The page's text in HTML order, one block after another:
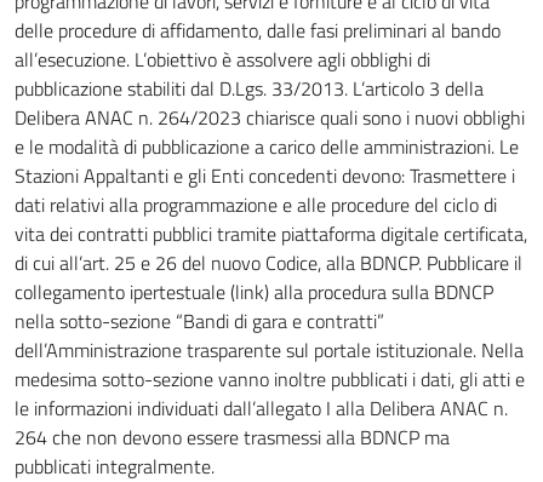
delle procedure di affidamento, dalle fasi preliminari al bando
all’esecuzione. L’obiettivo è assolvere agli obblighi di
pubblicazione stabiliti dal D.Lgs. 33/2013. L’articolo 3 della
Delibera ANAC n. 264/2023 chiarisce quali sono i nuovi obblighi
e le modalità di pubblicazione a carico delle amministrazioni. Le
Stazioni Appaltanti e gli Enti concedenti devono: Trasmettere i
dati relativi alla programmazione e alle procedure del ciclo di
vita dei contratti pubblici tramite piattaforma digitale certificata,
di cui all’art. 25 e 26 del nuovo Codice, alla BDNCP. Pubblicare il
collegamento ipertestuale (link) alla procedura sulla BDNCP
nella sotto-sezione “Bandi di gara e contratti”
dell’Amministrazione trasparente sul portale istituzionale. Nella
medesima sotto-sezione vanno inoltre pubblicati i dati, gli atti e
le informazioni individuati dall’allegato I alla Delibera ANAC n.
264 che non devono essere trasmessi alla BDNCP ma
pubblicati integralmente.